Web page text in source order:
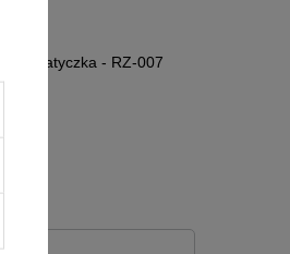
in - zatyczka - RZ-007